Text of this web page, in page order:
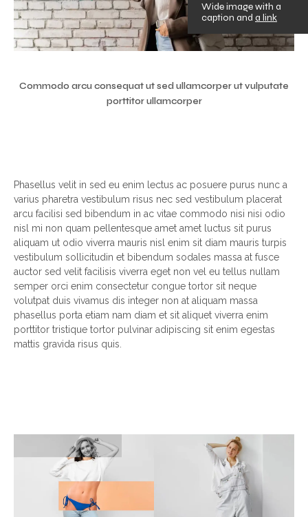
Wide image with a
caption and a link
Commodo arcu consequat ut sed ullamcorper ut vulputate
porttitor ullamcorper
Phasellus velit in sed eu enim lectus ac posuere purus nunc a
varius pharetra vestibulum risus nec sed vestibulum placerat
arcu facilisi sed bibendum in ac vitae commodo nisi nisi odio
nisl mi non quam pellentesque amet amet luctus sit purus
aliquam ut odio viverra mauris nisl enim sit diam mauris turpis
vestibulum sollicitudin et bibendum sodales massa at fusce
auctor sed velit facilisis viverra eget non vel eu tellus nullam
semper orci enim consectetur congue tortor sit neque
volutpat duis vivamus dis integer non at aliquam massa
phasellus porta etiam nam diam et sit aliquet viverra enim
porttitor tristique tortor pulvinar adipiscing sit enim egestas
mattis gravida risus quis.